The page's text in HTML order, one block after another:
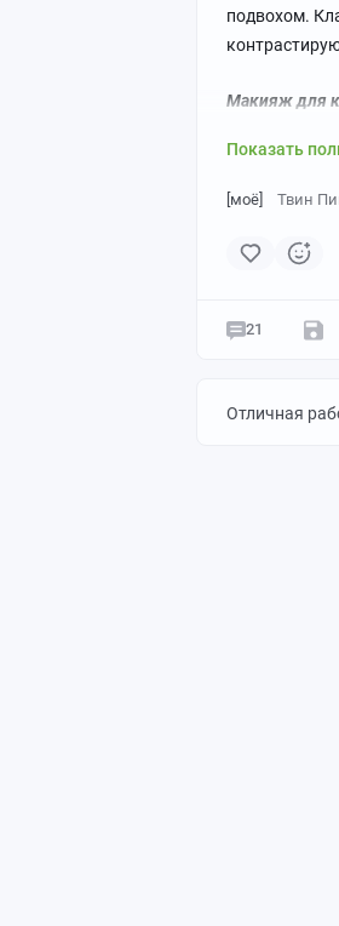
подвохом.
Макияж для
Показать
[моё] Твин
21
Отличная